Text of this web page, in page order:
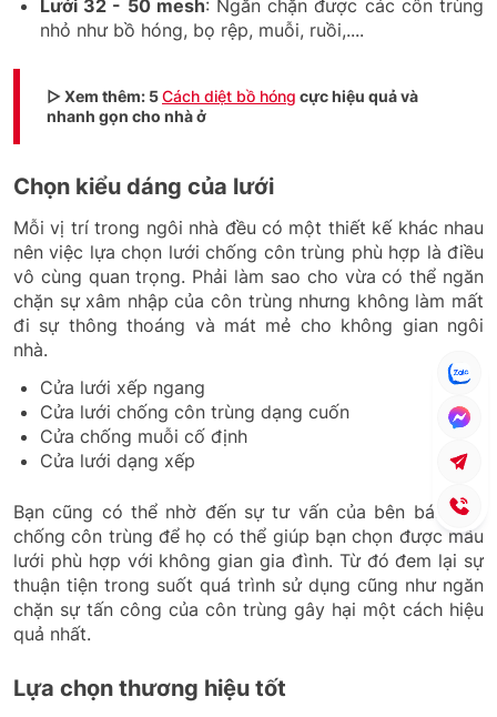
Lưới 32 - 50 mesh: Ngăn chặn được các côn trùng
nhỏ như bồ hóng, bọ rệp, muỗi, ruồi,....
▷ Xem thêm: 5Cách diệt bồ hóng cực hiệu quả và
nhanh gọn cho nhà ở
Chọn kiểu dáng của lưới
Mỗi vị trí trong ngôi nhà đều có một thiết kế khác nhau
nên việc lựa chọn lưới chống côn trùng phù hợp là điều
vô cùng quan trọng. Phải làm sao cho vừa có thể ngăn
chặn sự xâm nhập của côn trùng nhưng không làm mất
đi sự thông thoáng và mát mẻ cho không gian ngôi
nhà.
Cửa lưới xếp ngang
Cửa lưới chống côn trùng dạng cuốn
Cửa chống muỗi cố định
Cửa lưới dạng xếp
Bạn cũng có thể nhờ đến sự tư vấn của bên bán lưới
chống côn trùng để họ có thể giúp bạn chọn được mẫu
lưới phù hợp với không gian gia đình. Từ đó đem lại sự
thuận tiện trong suốt quá trình sử dụng cũng như ngăn
chặn sự tấn công của côn trùng gây hại một cách hiệu
quả nhất.
Lựa chọn thương hiệu tốt